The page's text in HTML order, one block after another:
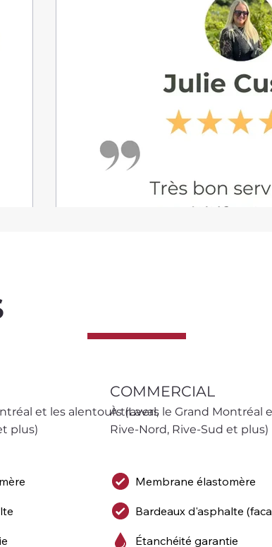
et les alentours (Laval,
plus)
COMMERCIAL
À travers le Grand Montréal
Rive-Nord, Rive-Sud et plus)
Membrane élastomère
Bardeaux d'asphalte
Étanchéité garantie